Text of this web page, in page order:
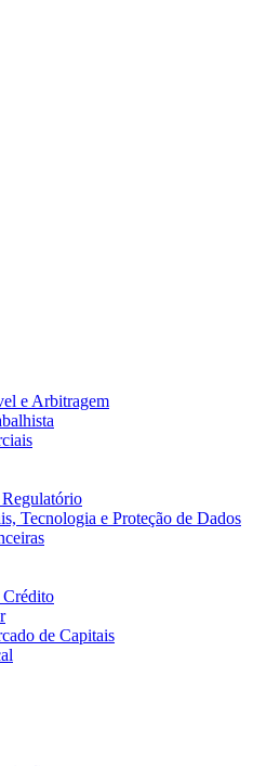
e Arbitragem
Tecnologia e Proteção de Dados
Crédito
de Capitais